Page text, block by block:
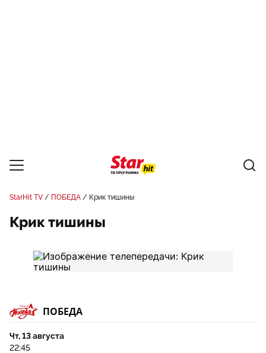
StarHit TV ПОБЕДА Крик тишины
Крик тишины
ПОБЕДА
Чт, 13 августа
22:45